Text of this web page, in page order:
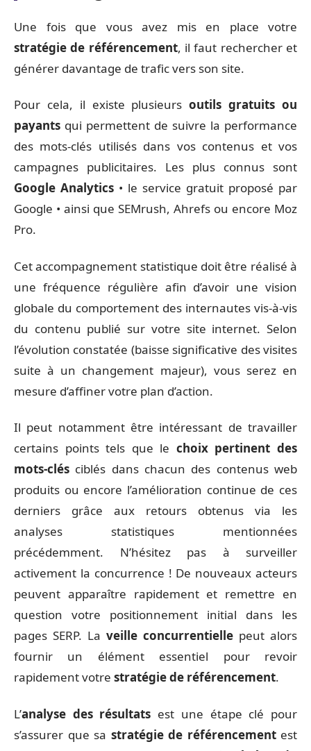
Une fois que vous avez mis en place votre
stratégie de référencement, il faut rechercher et
générer davantage de trafic vers son site.
Pour cela, il existe plusieursoutils gratuits ou
payants qui permettent de suivre la performance
des mots-clés utilisés dans vos contenus et vos
campagnes publicitaires. Les plus connus sont
Google Analytics • le service gratuit proposé par
Google • ainsi que SEMrush, Ahrefs ou encore Moz
Pro.
Cet accompagnement statistique doit être réalisé à
une fréquence régulière afin d’avoir une vision
globale du comportement des internautes vis-à-vis
du contenu publié sur votre site internet. Selon
l’évolution constatée (baisse significative des visites
suite à un changement majeur), vous serez en
mesure d’affiner votre plan d’action.
Il peut notamment être intéressant de travailler
certains points tels que le choix pertinent des
mots-clés ciblés dans chacun des contenus web
produits ou encore l’amélioration continue de ces
derniers grâce aux retours obtenus via les
analyses statistiques mentionnées
précédemment. N’hésitez pas à surveiller
activement la concurrence ! De nouveaux acteurs
peuvent apparaître rapidement et remettre en
question votre positionnement initial dans les
pages SERP. La veille concurrentielle peut alors
fournir un élément essentiel pour revoir
rapidement votre stratégie de référencement.
L’analyse des résultats est une étape clé pour
s’assurer que sa stratégie de référencementest